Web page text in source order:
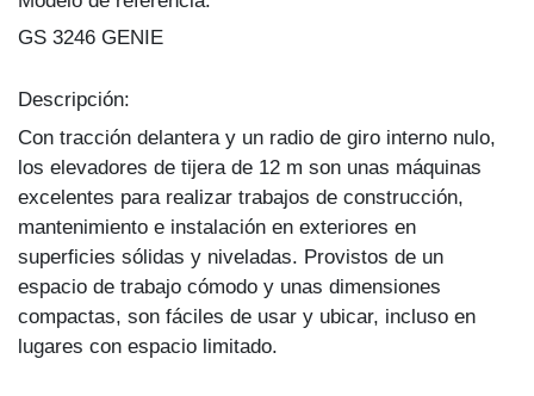
GS 3246 GENIE
Descripción:
Con tracción delantera y un radio de giro interno nulo,
los elevadores de tijera de 12 m son unas máquinas
excelentes para realizar trabajos de construcción,
mantenimiento e instalación en exteriores en
superficies sólidas y niveladas. Provistos de un
espacio de trabajo cómodo y unas dimensiones
compactas, son fáciles de usar y ubicar, incluso en
lugares con espacio limitado.